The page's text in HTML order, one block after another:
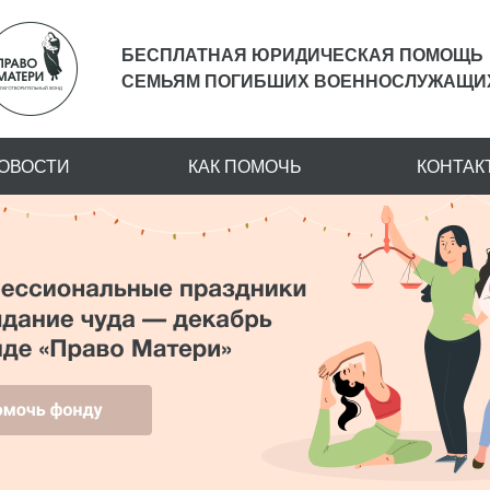
БЕСПЛАТНАЯ ЮРИДИЧЕСКАЯ
ПОМОЩЬ
СЕМЬЯМ ПОГИБШИХ
КАК ПОМОЧЬ